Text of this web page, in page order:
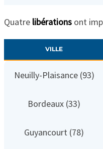
Quatre libérationsont
VILLE
Neuilly-Plaisance (93)
Bordeaux (33)
Guyancourt (78)